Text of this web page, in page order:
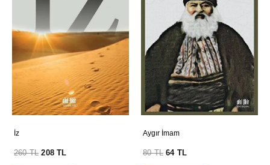
İz
260TL 208TL
Aygır İmam
80TL 64 TL